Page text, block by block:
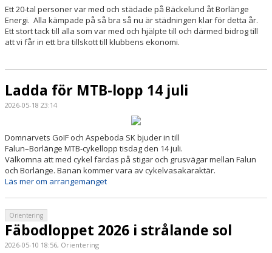
Ett 20-tal personer var med och städade på Bäckelund åt Borlänge
Energi. Alla kämpade på så bra så nu är städningen klar för detta år.
Ett stort tack till alla som var med och hjälpte till och därmed bidrog till
att vi får in ett bra tillskott till klubbens ekonomi.
Ladda för MTB-lopp 14 juli
2026-05-18 23:14
Domnarvets GoIF och Aspeboda SK bjuder in till
Falun–Borlänge MTB-cykellopp tisdag den 14 juli.
Välkomna att med cykel färdas på stigar och grusvägar mellan Falun
och Borlänge. Banan kommer vara av cykelvasakaraktär.
Läs mer om arrangemanget
Orientering
Fäbodloppet 2026 i strålande sol
2026-05-10 18:56, Orientering